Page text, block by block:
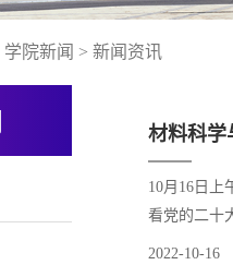
学院新闻 >新闻资讯
材料科学
10月16日上
看党的二十
会盛况，认
2022-10-16